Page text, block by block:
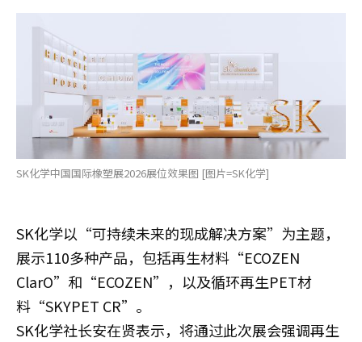
SK化学中国国际橡塑展2026展位效果图 [图片=SK化学]
SK化学以“可持续未来的现成解决方案”为主题，
展示110多种产品，包括再生材料“ECOZEN
ClarO”和“ECOZEN”，以及循环再生PET材
料“SKYPET CR”。
SK化学社长安在贤表示，将通过此次展会强调再生